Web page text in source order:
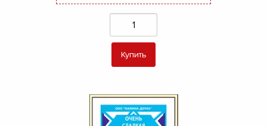
Купить